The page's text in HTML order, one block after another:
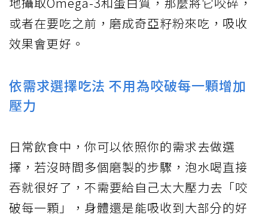
或者在要吃之前，磨成奇亞籽粉來吃，吸收
效果會更好。
依需求選擇吃法 不用為咬破每一顆增加
壓力
日常飲食中，你可以依照你的需求去做選
擇，若沒時間多個磨製的步驟，泡水喝直接
吞就很好了，不需要給自己太大壓力去「咬
破每一顆」，身體還是能吸收到大部分的好